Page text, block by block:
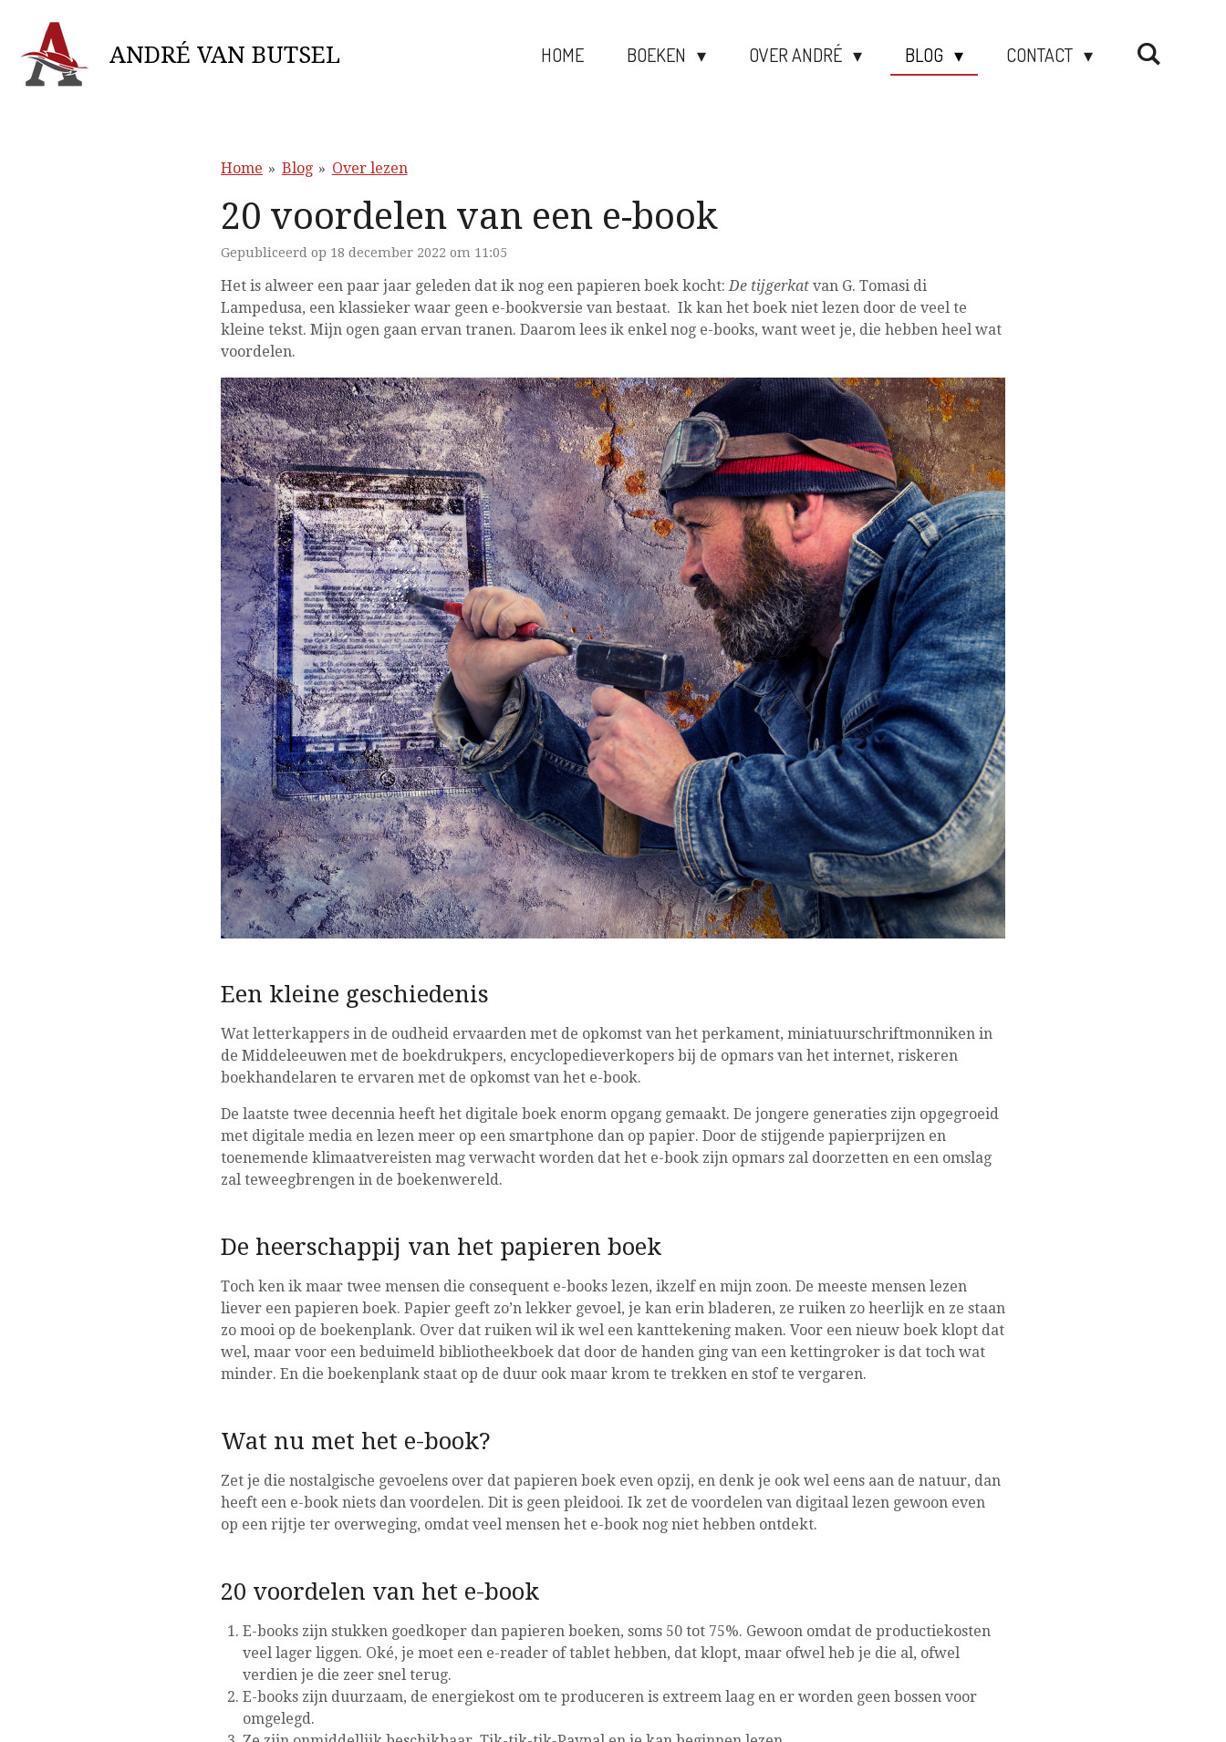
direct
naar
ANDRÉ VAN BUTSEL HOME BOEKEN OVER ANDRÉ BLOG CONTACT
Home » Blog » Over lezen
20 voordelen van een e-book
Gepubliceerd op 18 december 2022 om 11:05
Het is alweer een paar jaar geleden dat ik nog een papieren boek kocht:De tijgerkat van G. Tomasi di
Lampedusa, een klassieker waar geen e-bookversie van bestaat. Ik kan het boek niet lezen door de veel te
kleine tekst. Mijn ogen gaan ervan tranen. Daarom lees ik enkel nog e-books, want weet je, die hebben heel wat
voordelen.
Een kleine geschiedenis
Wat letterkappers in de oudheid ervaarden met de opkomst van het perkament, miniatuurschriftmonniken in
de Middeleeuwen met de boekdrukpers, encyclopedieverkopers bij de opmars van het internet, riskeren
boekhandelaren te ervaren met de opkomst van het e-book.
De laatste twee decennia heeft het digitale boek enorm opgang gemaakt. De jongere generaties zijn opgegroeid
met digitale media en lezen meer op een smartphone dan op papier. Door de stijgende papierprijzen en
toenemende klimaatvereisten mag verwacht worden dat het e-book zijn opmars zal doorzetten en een omslag
zal teweegbrengen in de boekenwereld.
De heerschappij van het papieren boek
Toch ken ik maar twee mensen die consequent e-books lezen, ikzelf en mijn zoon. De meeste mensen lezen
liever een papieren boek. Papier geeft zo’n lekker gevoel, je kan erin bladeren, ze ruiken zo heerlijk en ze staan
zo mooi op de boekenplank. Over dat ruiken wil ik wel een kanttekening maken. Voor een nieuw boek klopt dat
wel, maar voor een beduimeld bibliotheekboek dat door de handen ging van een kettingroker is dat toch wat
minder. En die boekenplank staat op de duur ook maar krom te trekken en stof te vergaren.
Wat nu met het e-book?
Zet je die nostalgische gevoelens over dat papieren boek even opzij, en denk je ook wel eens aan de natuur, dan
heeft een e-book niets dan voordelen. Dit is geen pleidooi. Ik zet de voordelen van digitaal lezen gewoon even
op een rijtje ter overweging, omdat veel mensen het e-book nog niet hebben ontdekt.
20 voordelen van het e-book
E-books zijn stukken goedkoper dan papieren boeken, soms 50 tot 75%. Gewoon omdat de productiekosten
veel lager liggen. Oké, je moet een e-reader of tablet hebben, dat klopt, maar ofwel heb je die al, ofwel
verdien je die zeer snel terug.
E-books zijn duurzaam, de energiekost om te produceren is extreem laag en er worden geen bossen voor
omgelegd.